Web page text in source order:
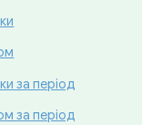
за період
за період